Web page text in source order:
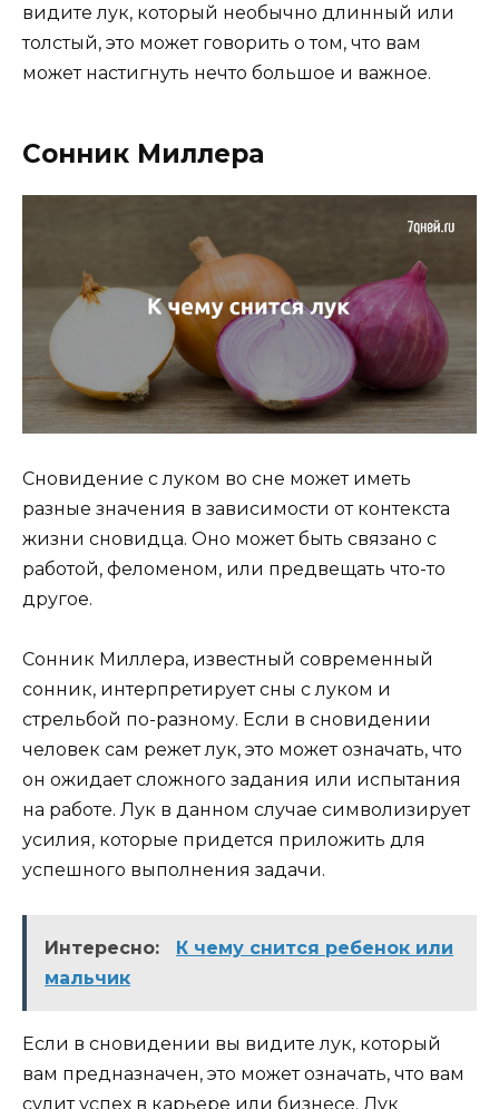
видите лук, который необычно длинный или
толстый, это может говорить о том, что вам
может настигнуть нечто большое и важное.
Сонник Миллера
Сновидение с луком во сне может иметь
разные значения в зависимости от контекста
жизни сновидца. Оно может быть связано с
работой, феломеном, или предвещать что-то
другое.
Сонник Миллера, известный современный
сонник, интерпретирует сны с луком и
стрельбой по-разному. Если в сновидении
человек сам режет лук, это может означать, что
он ожидает сложного задания или испытания
на работе. Лук в данном случае символизирует
усилия, которые придется приложить для
успешного выполнения задачи.
Интересно:
К чему снится ребенок или
мальчик
Если в сновидении вы видите лук, который
вам предназначен, это может означать, что вам
сулит успех в карьере или бизнесе. Лук